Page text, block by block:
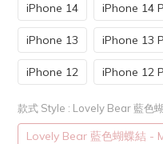
iPhone 14 iPhone 14
iPhone 13 iPhone 13
iPhone 12 iPhone 12
款式 Style : Lovely Bear 藍色
Lovely Bear 藍色蝴蝶結 -